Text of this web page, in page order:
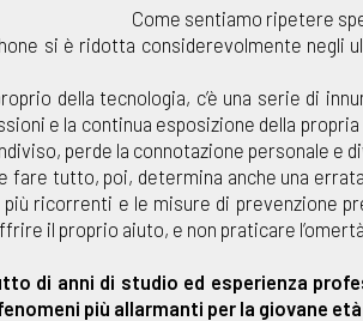
Come sentiamo ripetere
si è ridotta considerevolmente
della tecnologia, c’è una serie di
e la continua esposizione della
perde la connotazione personale e
fare tutto, poi, determina anche una
ricorrenti e le misure di prevenzione
il proprio aiuto, e non praticare l’omertà
di anni di studio ed esperienza
più allarmanti per la giovane